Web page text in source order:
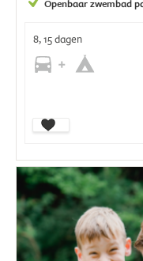
Openbaar zwembad
8, 15 dagen